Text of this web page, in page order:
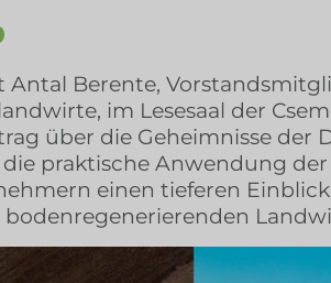
Antal Berente,
im Lesesaal der
über die Geheimnisse der
praktische Anwendung
einen tieferen